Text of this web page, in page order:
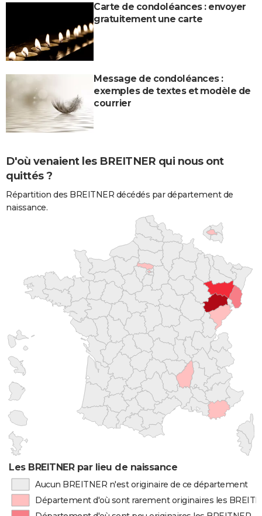
Carte de condoléances : envoyer
gratuitement une carte
Message de condoléances :
exemples de textes et modèle de
courrier
D'où venaient les BREITNER qui nous ont
quittés ?
Répartition des BREITNER décédés par département de
naissance.
Les BREITNER par lieu de naissance
Aucun BREITNER n'est originaire de ce département
Département d'où sont rarement originaires les